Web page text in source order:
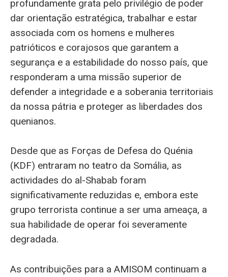
profundamente grata pelo privilégio de poder
dar orientação estratégica, trabalhar e estar
associada com os homens e mulheres
patrióticos e corajosos que garantem a
segurança e a estabilidade do nosso país, que
responderam a uma missão superior de
defender a integridade e a soberania territoriais
da nossa pátria e proteger as liberdades dos
quenianos.
Desde que as Forças de Defesa do Quénia
(KDF) entraram no teatro da Somália, as
actividades do al-Shabab foram
significativamente reduzidas e, embora este
grupo terrorista continue a ser uma ameaça, a
sua habilidade de operar foi severamente
degradada.
As contribuições para a AMISOM continuam a